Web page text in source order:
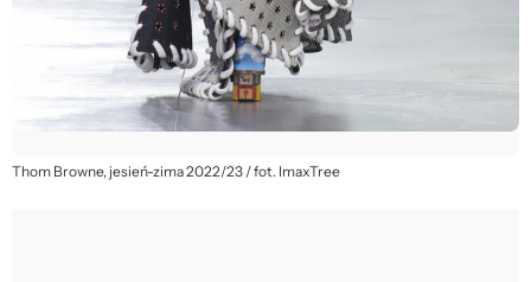
Thom Browne, jesień-zima 2022/23 / fot. ImaxTree